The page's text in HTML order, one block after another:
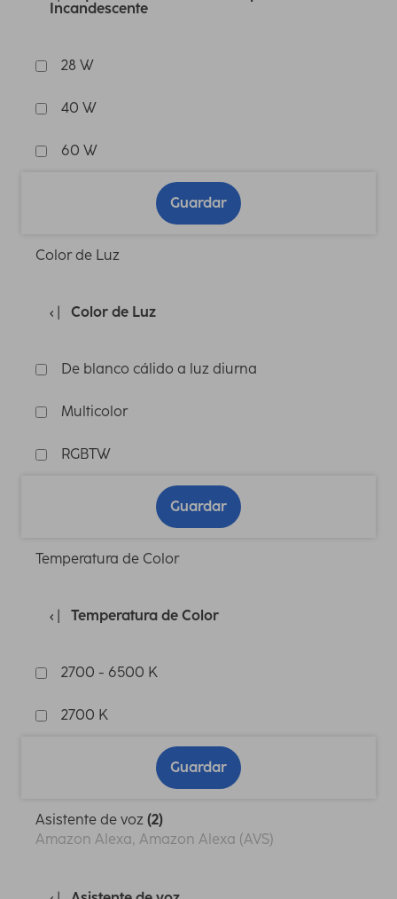
Incandescente
28 W
40 W
60 W
Guardar
Color de Luz
Color de Luz
De blanco cálido a luz diurna
Multicolor
RGBTW
Guardar
Temperatura de Color
Temperatura de Color
2700 - 6500 K
2700 K
Guardar
Asistente de voz (2)
Amazon Alexa, Amazon Alexa (AVS)